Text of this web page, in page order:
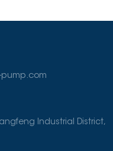
pump.com
Industrial District,